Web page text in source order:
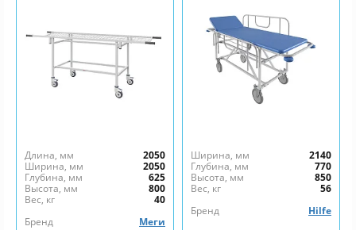
Длина, мм
2050
Ширина, мм
2050
Глубина, мм
625
Высота, мм
800
Вес, кг
40
Бренд
Меги
Ширина, мм
2140
Глубина, мм
770
Высота, мм
850
Вес, кг
56
Бренд
Hilfe